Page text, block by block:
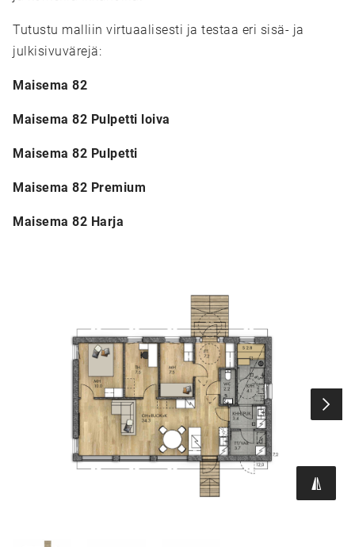
Tutustu malliin virtuaalisesti ja testaa eri sisä- ja
julkisivuvärejä:
Maisema 82
Maisema 82 Pulpetti loiva
Maisema 82 Pulpetti
Maisema 82 Premium
Maisema 82 Harja